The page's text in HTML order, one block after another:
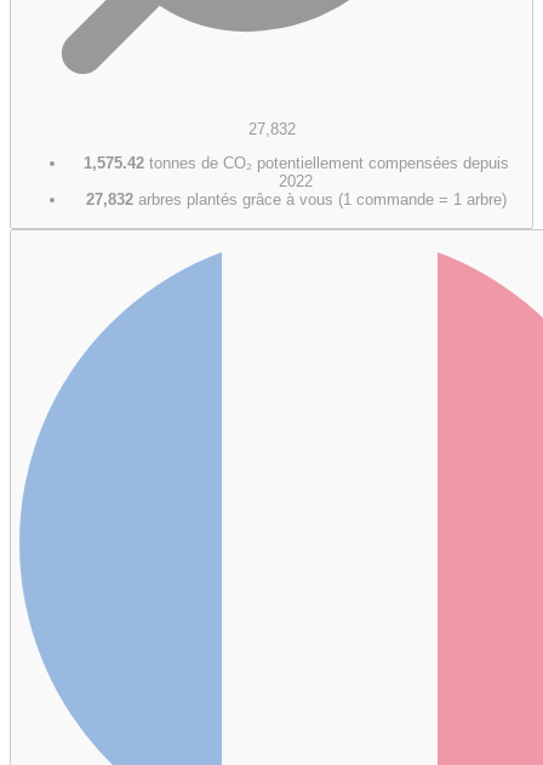
27,832
1,575.42tonnes de CO₂ potentiellement compensées depuis
2022
27,832 arbres plantés grâce à vous (1 commande = 1 arbre)